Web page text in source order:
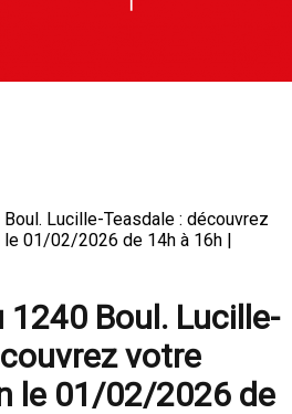
Lucille-Teasdale : découvrez
01/02/2026 de 14h à 16h |
Boul. Lucille-
votre
le 01/02/2026 de